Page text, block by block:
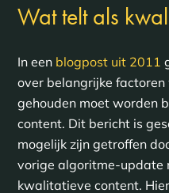
Wat telt als
In een blogpost uit 2011
over belangrijke
gehouden moet worden
content. Dit bericht is
mogelijk zijn getroffen
vorige algoritme-update
kwalitatieve content.